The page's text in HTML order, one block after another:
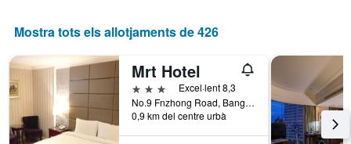
Mostra tots els allotjaments de 426
Mrt Hotel
3 estrellesExcel·lent 8,3
No.9 Fnzhong Road, Bangiao District, Banqiao District, Taiwan
0,9 km del centre urbà